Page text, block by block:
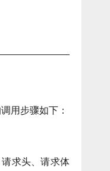
用步骤如下：
求头、请求体